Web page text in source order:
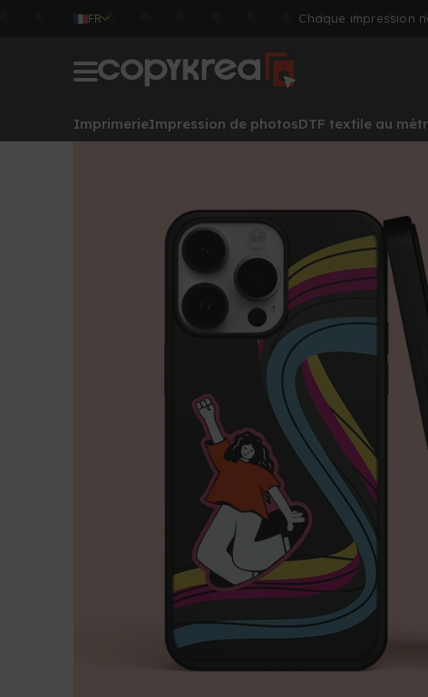
FR Chaque impression
ImprimerieImpression de photosDTF textile au